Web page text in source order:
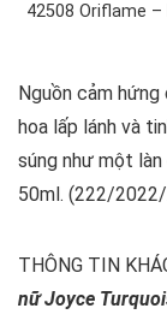
42508 Oriflame
Nguồn cảm
hoa lấp lánh và
súng như một
50ml. (222/
THÔNG TIN
nữ Joyce